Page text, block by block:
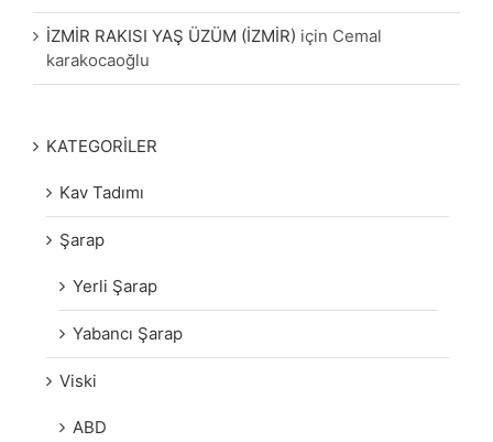
İZMİR RAKISI YAŞ ÜZÜM (İZMİR) için Cemal
karakocaoğlu
KATEGORİLER
Kav Tadımı
Şarap
Yerli Şarap
Yabancı Şarap
Viski
ABD